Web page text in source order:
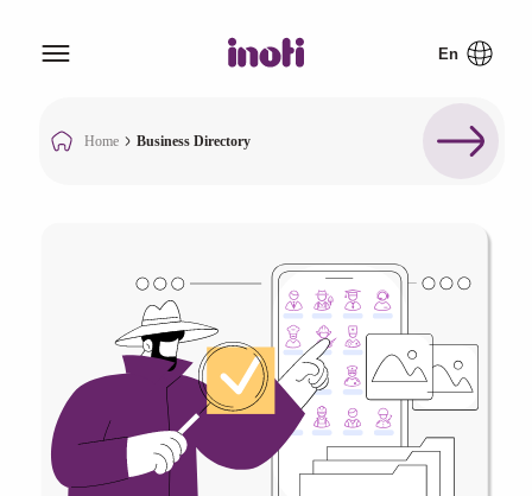
Home Business Directory